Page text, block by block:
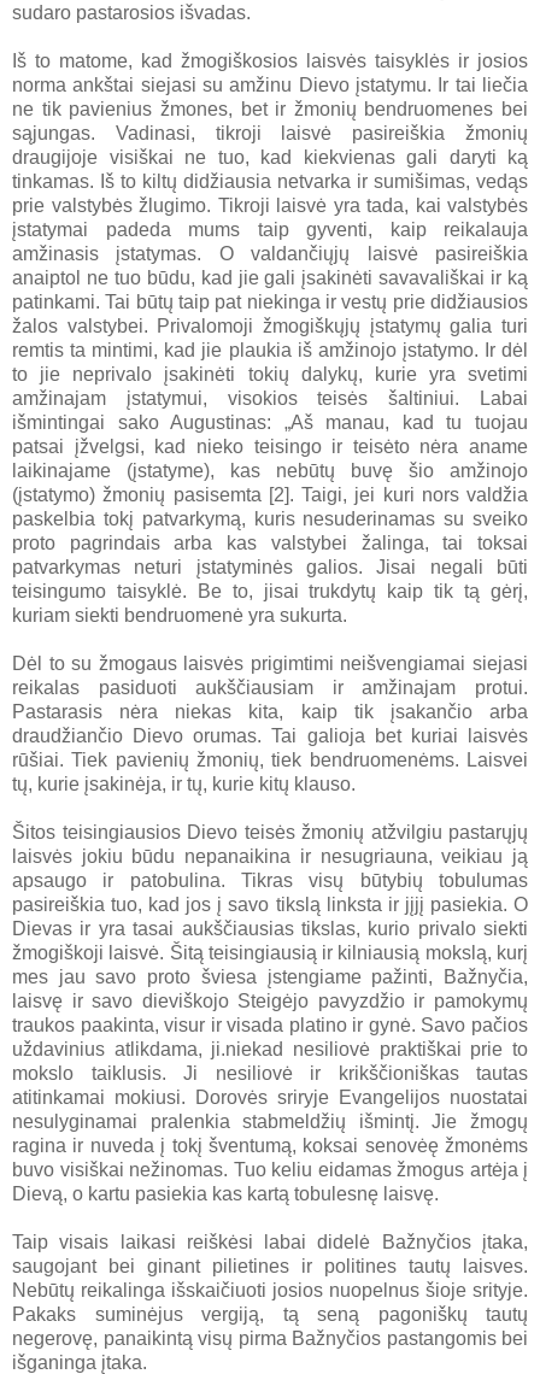
sudaro pastarosios išvadas.
Iš to matome, kad žmogiškosios laisvės taisyklės ir josios
norma ankštai siejasi su amžinu Dievo įstatymu. Ir tai liečia
ne tik pavienius žmones, bet ir žmonių bendruomenes bei
sąjungas. Vadinasi, tikroji laisvė pasireiškia žmonių
draugijoje visiškai ne tuo, kad kiekvienas gali daryti ką
tinkamas. Iš to kiltų didžiausia netvarka ir sumišimas, vedąs
prie valstybės žlugimo. Tikroji laisvė yra tada, kai valstybės
įstatymai padeda mums taip gyventi, kaip reikalauja
amžinasis įstatymas. O valdančiųjų laisvė pasireiškia
anaiptol ne tuo būdu, kad jie gali įsakinėti savavališkai ir ką
patinkami. Tai būtų taip pat niekinga ir vestų prie didžiausios
žalos valstybei. Privalomoji žmogiškųjų įstatymų galia turi
remtis ta mintimi, kad jie plaukia iš amžinojo įstatymo. Ir dėl
to jie neprivalo įsakinėti tokių dalykų, kurie yra svetimi
amžinajam įstatymui, visokios teisės šaltiniui. Labai
išmintingai sako Augustinas: „Aš manau, kad tu tuojau
patsai įžvelgsi, kad nieko teisingo ir teisėto nėra aname
laikinajame (įstatyme), kas nebūtų buvę šio amžinojo
(įstatymo) žmonių pasisemta [2]. Taigi, jei kuri nors valdžia
paskelbia tokį patvarkymą, kuris nesuderinamas su sveiko
proto pagrindais arba kas valstybei žalinga, tai toksai
patvarkymas neturi įstatyminės galios. Jisai negali būti
teisingumo taisyklė. Be to, jisai trukdytų kaip tik tą gėrį,
kuriam siekti bendruomenė yra sukurta.
Dėl to su žmogaus laisvės prigimtimi neišvengiamai siejasi
reikalas pasiduoti aukščiausiam ir amžinajam protui.
Pastarasis nėra niekas kita, kaip tik įsakančio arba
draudžiančio Dievo orumas. Tai galioja bet kuriai laisvės
rūšiai. Tiek pavienių žmonių, tiek bendruomenėms. Laisvei
tų, kurie įsakinėja, ir tų, kurie kitų klauso.
Šitos teisingiausios Dievo teisės žmonių atžvilgiu pastarųjų
laisvės jokiu būdu nepanaikina ir nesugriauna, veikiau ją
apsaugo ir patobulina. Tikras visų būtybių tobulumas
pasireiškia tuo, kad jos į savo tikslą linksta ir jįjį pasiekia. O
Dievas ir yra tasai aukščiausias tikslas, kurio privalo siekti
žmogiškoji laisvė. Šitą teisingiausią ir kilniausią mokslą, kurį
mes jau savo proto šviesa įstengiame pažinti, Bažnyčia,
laisvę ir savo dieviškojo Steigėjo pavyzdžio ir pamokymų
traukos paakinta, visur ir visada platino ir gynė. Savo pačios
uždavinius atlikdama, ji.niekad nesiliovė praktiškai prie to
mokslo taiklusis. Ji nesiliovė ir krikščioniškas tautas
atitinkamai mokiusi. Dorovės sriryje Evangelijos nuostatai
nesulyginamai pralenkia stabmeldžių išmintį. Jie žmogų
ragina ir nuveda į tokį šventumą, koksai senovėę žmonėms
buvo visiškai nežinomas. Tuo keliu eidamas žmogus artėja į
Dievą, o kartu pasiekia kas kartą tobulesnę laisvę.
Taip visais laikasi reiškėsi labai didelė Bažnyčios įtaka,
saugojant bei ginant pilietines ir politines tautų laisves.
Nebūtų reikalinga išskaičiuoti josios nuopelnus šioje srityje.
Pakaks suminėjus vergiją, tą seną pagoniškų tautų
negerovę, panaikintą visų pirma Bažnyčios pastangomis bei
išganinga įtaka.